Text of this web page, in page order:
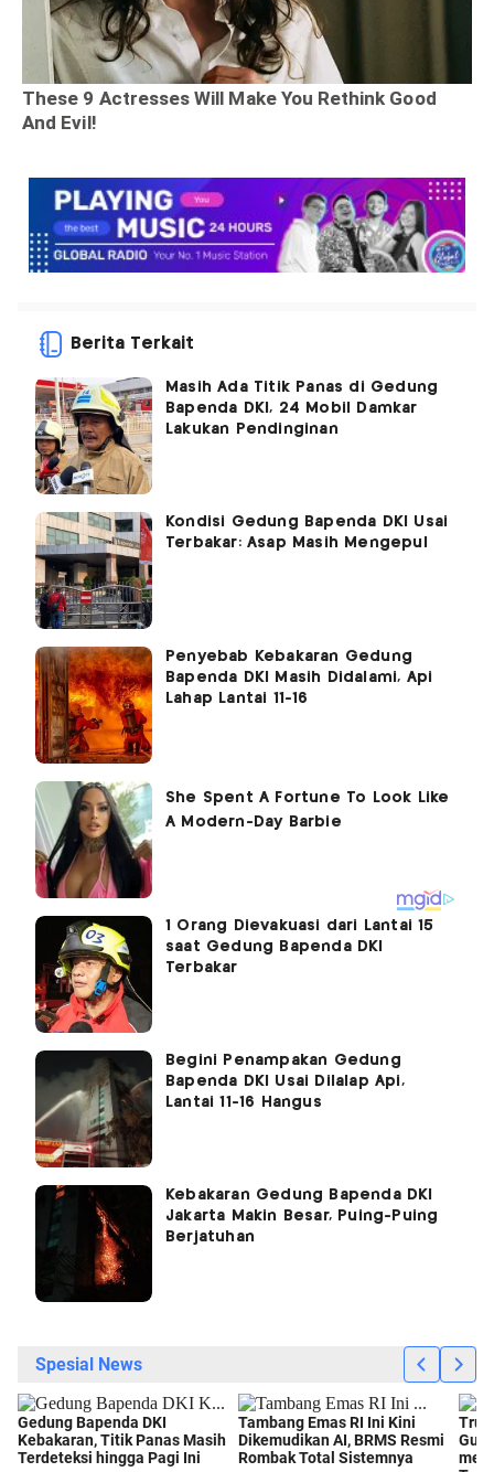
Berita Terkait
Masih Ada Titik Panas di Gedung
Bapenda DKI, 24 Mobil Damkar
Lakukan Pendinginan
Kondisi Gedung Bapenda DKI Usai
Terbakar: Asap Masih Mengepul
Penyebab Kebakaran Gedung
Bapenda DKI Masih Didalami, Api
Lahap Lantai 11-16
1 Orang Dievakuasi dari Lantai 15
saat Gedung Bapenda DKI
Terbakar
Begini Penampakan Gedung
Bapenda DKI Usai Dilalap Api,
Lantai 11-16 Hangus
Kebakaran Gedung Bapenda DKI
Jakarta Makin Besar, Puing-Puing
Berjatuhan